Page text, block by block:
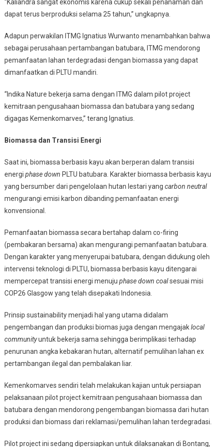
“Kaliandra sangat ekonomis karena cukup sekali penanaman dan
dapat terus berproduksi selama 25 tahun,” ungkapnya.
Adapun perwakilan ITMG Ignatius Wurwanto menambahkan bahwa
sebagai perusahaan pertambangan batubara, ITMG mendorong
pemanfaatan lahan terdegradasi dengan biomassa yang dapat
dimanfaatkan di PLTU mandiri.
“Indika Nature bekerja sama dengan ITMG dalam pilot project
kemitraan pengusahaan biomassa dan batubara yang sedang
digagas Kemenkomarves,” terang Ignatius.
Biomassa dan Transisi Energi
Saat ini, biomassa berbasis kayu akan berperan dalam transisi
energi phase down PLTU batubara. Karakter biomassa berbasis kayu
yang bersumber dari pengelolaan hutan lestari yang carbon neutral
mengurangi emisi karbon dibanding pemanfaatan energi
konvensional.
Pemanfaatan biomassa secara bertahap dalam co-firing
(pembakaran bersama) akan mengurangi pemanfaatan batubara.
Dengan karakter yang menyerupai batubara, dengan didukung oleh
intervensi teknologi di PLTU, biomassa berbasis kayu ditengarai
mempercepat transisi energi menuju phase down coalsesuai misi
COP26 Glasgow yang telah disepakati Indonesia.
Prinsip sustainability menjadi hal yang utama didalam
pengembangan dan produksi biomas juga dengan mengajaklocal
communityuntuk bekerja sama sehingga berimplikasi terhadap
penurunan angka kebakaran hutan, alternatif pemulihan lahan ex
pertambangan ilegal dan pembalakan liar.
Kemenkomarves sendiri telah melakukan kajian untuk persiapan
pelaksanaan pilot project kemitraan pengusahaan biomassa dan
batubara dengan mendorong pengembangan biomassa dari hutan
produksi dan biomass dari reklamasi/pemulihan lahan terdegradasi.
Pilot project ini sedang dipersiapkan untuk dilaksanakan di Bontang,